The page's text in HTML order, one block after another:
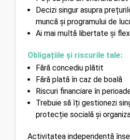
Decizi singur asupra
muncă și programului de
Ai mai multă libertate și
Obligațiile și riscurile tale:
Fără concediu plătit
Fără plată în caz de boală
Riscuri financiare în
Trebuie să îți gestionezi
protecție socială și
Activitatea independentă